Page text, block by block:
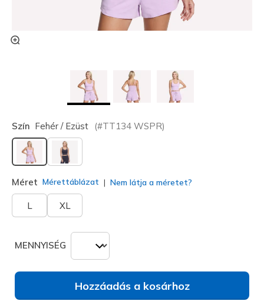
Szín Fehér / Ezüst (#TT134 WSPR)
kiválasztva
Méret Mérettáblázat Nem látja a méretet?
L XL
MENNYISÉG
Hozzáadás a kosárhoz